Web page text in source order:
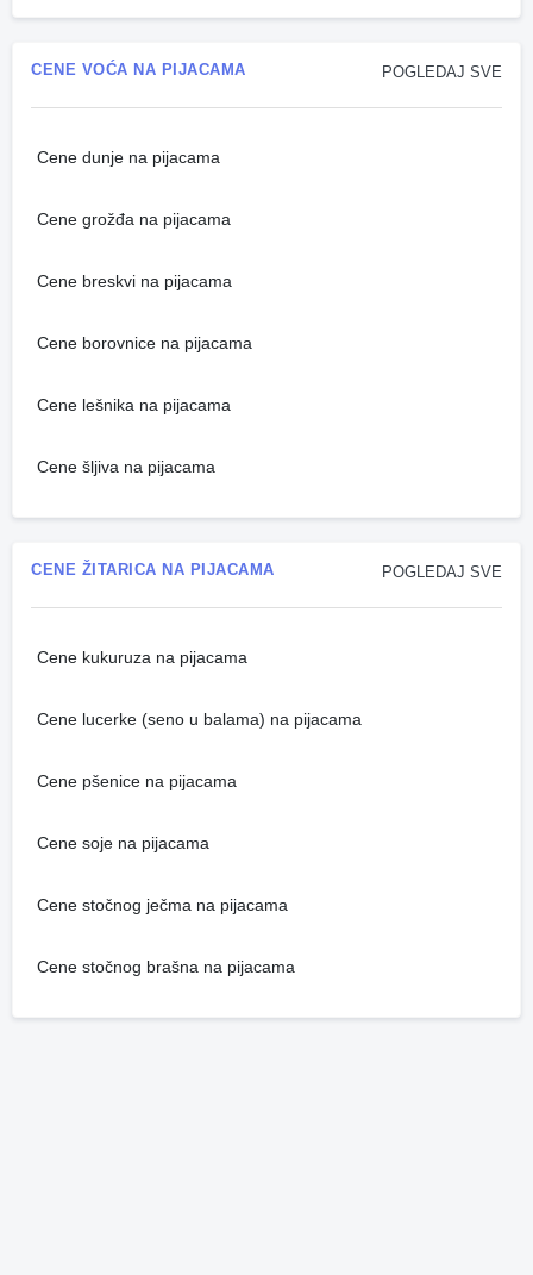
POGLEDAJ SVE
CENE VOĆA NA PIJACAMA
Cene dunje na pijacama
Cene grožđa na pijacama
Cene breskvi na pijacama
Cene borovnice na pijacama
Cene lešnika na pijacama
Cene šljiva na pijacama
POGLEDAJ SVE
CENE ŽITARICA NA PIJACAMA
Cene kukuruza na pijacama
Cene lucerke (seno u balama) na pijacama
Cene pšenice na pijacama
Cene soje na pijacama
Cene stočnog ječma na pijacama
Cene stočnog brašna na pijacama